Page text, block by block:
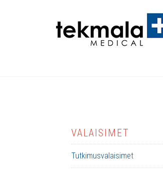
VALAISIMET
Tutkimusvalaisimet